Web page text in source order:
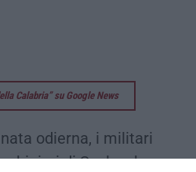
Calabria” su Google News
odierna, i militari
di Scalea, hanno